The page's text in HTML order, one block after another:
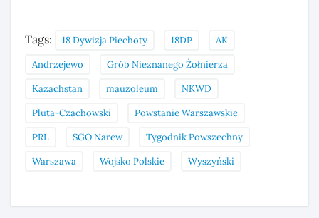
Tags: 18 Dywizja Piechoty 18DP
AK
Andrzejewo
Grób Nieznanego Żołnierza
Kazachstan
mauzoleum
NKWD
Pluta-Czachowski
Powstanie Warszawskie
PRL
SGO Narew
Tygodnik Powszechny
Warszawa
Wojsko Polskie Wyszyński